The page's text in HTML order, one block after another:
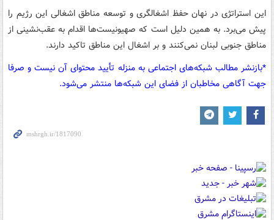
این استراتژی در نهان حفظ اشغالگری و توسعه مناطق اشغالی این رژیم را
پیش می‌برد. به همین دلیل است که صهیونیست‌ها اقدام به عقب‌نشینی از
مناطق جنوبی لبنان نمی‌کنند و بر اشغال این مناطق تاکید دارند.
*بازنشر مطالب شبکه‌های اجتماعی به منزله تأیید محتوای آن نیست و صرفا
جهت آگاهی مخاطبان از فضای این شبکه‌ها منتشر می‌شود.